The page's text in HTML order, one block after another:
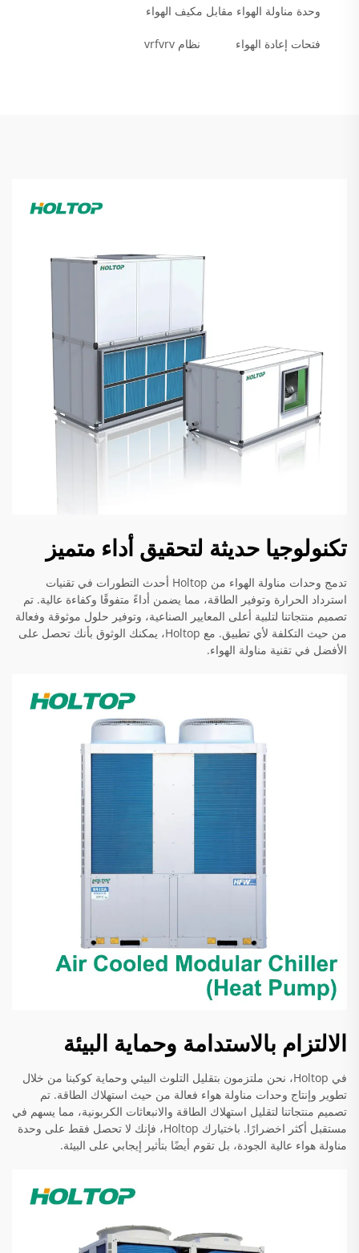
وحدة مناولة الهواء مقابل مكيف الهواء
فتحات إعادة الهواء نظام vrfvrv
تكنولوجيا حديثة لتحقيق أداء متميز
تدمج وحدات مناولة الهواء من Holtop أحدث التطورات في تقنيات
استرداد الحرارة وتوفير الطاقة، مما يضمن أداءً متفوقًا وكفاءة عالية. تم
تصميم منتجاتنا لتلبية أعلى المعايير الصناعية، وتوفير حلول موثوقة وفعالة
من حيث التكلفة لأي تطبيق. مع Holtop، يمكنك الوثوق بأنك تحصل على
الأفضل في تقنية مناولة الهواء.
الالتزام بالاستدامة وحماية البيئة
في Holtop، نحن ملتزمون بتقليل التلوث البيئي وحماية كوكبنا من خلال
تطوير وإنتاج وحدات مناولة هواء فعالة من حيث استهلاك الطاقة. تم
تصميم منتجاتنا لتقليل استهلاك الطاقة والانبعاثات الكربونية، مما يسهم في
مستقبل أكثر اخضرارًا. باختيارك Holtop، فإنك لا تحصل فقط على وحدة
مناولة هواء عالية الجودة، بل تقوم أيضًا بتأثير إيجابي على البيئة.